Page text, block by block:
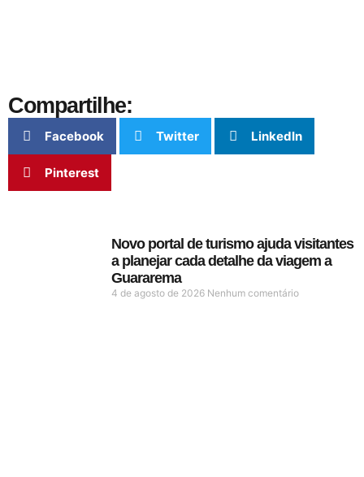
Compartilhe:
Facebook Twitter LinkedIn
Pinterest
Novo portal de turismo ajuda visitantes
a planejar cada detalhe da viagem a
Guararema
4 de agosto de 2026 Nenhum comentário